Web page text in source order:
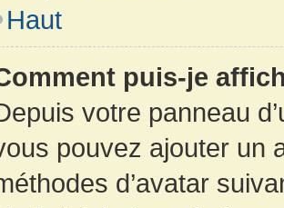
Haut
puis-je
votre panneau
pouvez ajouter un
d’avatar